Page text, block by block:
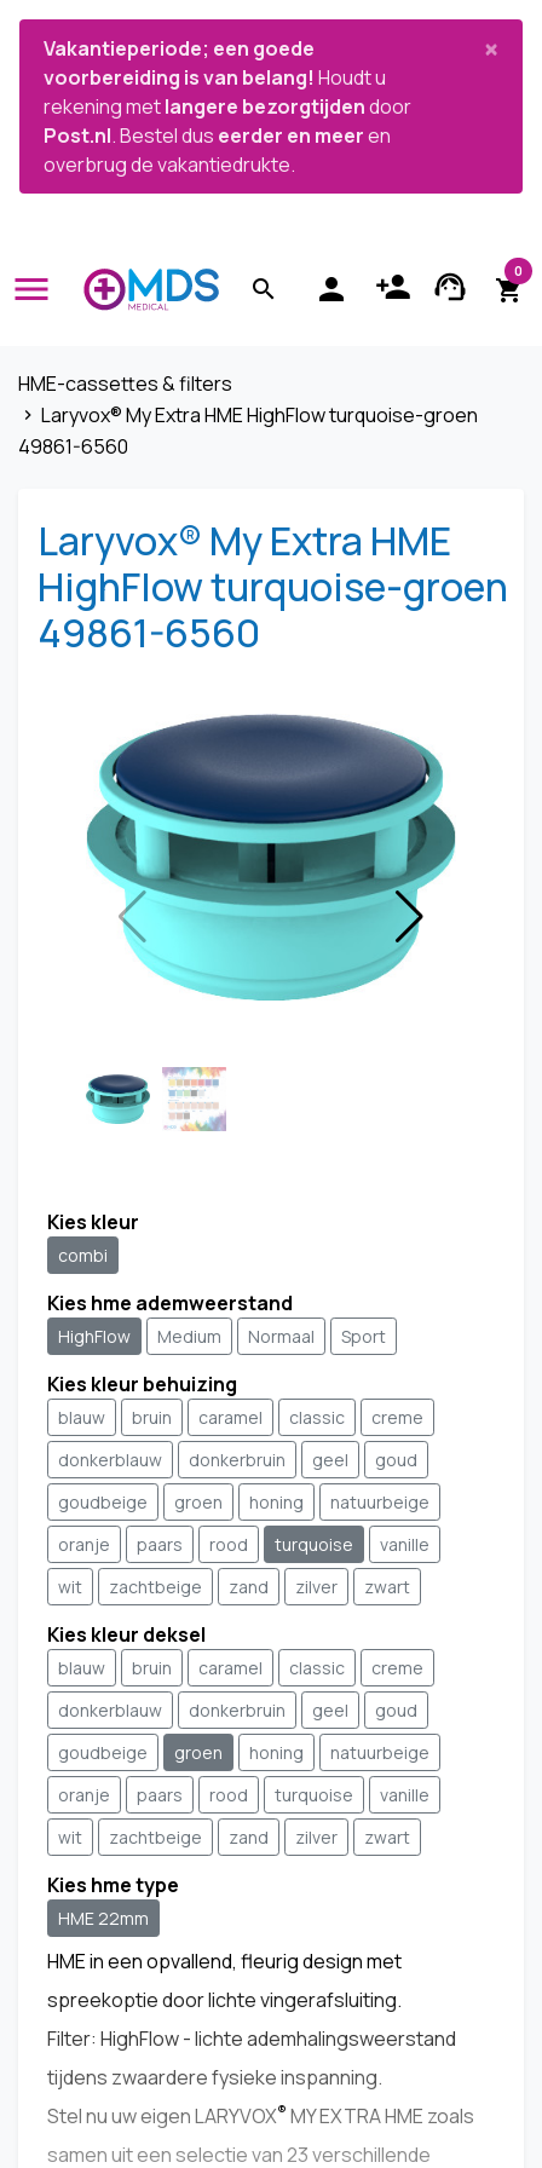
×
Vakantieperiode; een goede
voorbereiding is van belang! Houdt u
rekening metlangere bezorgtijdendoor
Post.nl. Bestel dus eerder en meeren
overbrug de vakantiedrukte.
menu search person person_add support_agent shopping_cart
0
HME-cassettes & filters
navigate_next Laryvox® My Extra HME HighFlow turquoise-groen
49861-6560
Laryvox® My Extra HME
HighFlow turquoise-groen
49861-6560


Kies kleur
combi
Kies hme ademweerstand
HighFlow Medium Normaal Sport
Kies kleur behuizing
blauw bruin caramel classic
creme
donkerblauw
donkerbruin geel
goud
goudbeige
groen honing
natuurbeige
oranje
paars rood turquoise
vanille
wit
zachtbeige zand zilver zwart
Kies kleur deksel
blauw bruin caramel classic
creme
donkerblauw
donkerbruin geel
goud
goudbeige
groen honing
natuurbeige
oranje
paars rood turquoise
vanille
wit
zachtbeige zand zilver zwart
Kies hme type
HME 22mm
HME in een opvallend, fleurig design met
spreekoptie door lichte vingerafsluiting.
Filter: HighFlow - lichte ademhalingsweerstand
tijdens zwaardere fysieke inspanning.
Stel nu uw eigen LARYVOX® MY EXTRA HME zoals
samen uit een selectie van 23 verschillende